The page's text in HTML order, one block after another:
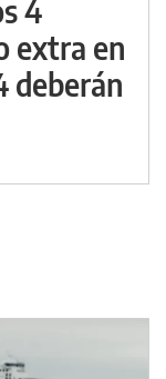
4
extra en
deberán